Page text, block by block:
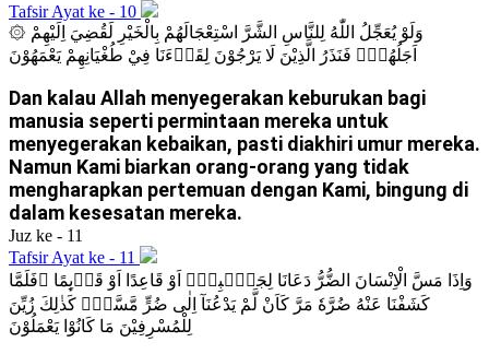
Tafsir Ayat ke - 10
۞ وَلَوْ يُعَجِّلُ اللّٰهُ لِلنَّاسِ الشَّرَّ اسْتِعْجَالَهُمْ بِالْخَيْرِ لَقُضِيَ اِلَيْهِمْ
اَجَلُهُمْۗ فَنَذَرُ الَّذِيْنَ لَا يَرْجُوْنَ لِقَاۤءَنَا فِيْ طُغْيَانِهِمْ يَعْمَهُوْنَ
Dan kalau Allah menyegerakan keburukan bagi
manusia seperti permintaan mereka untuk
menyegerakan kebaikan, pasti diakhiri umur mereka.
Namun Kami biarkan orang-orang yang tidak
mengharapkan pertemuan dengan Kami, bingung di
dalam kesesatan mereka.
Juz ke - 11
Tafsir Ayat ke - 11
وَاِذَا مَسَّ الْاِنْسَانَ الضُّرُّ دَعَانَا لِجَنْۢبِهٖٓ اَوْ قَاعِدًا اَوْ قَاۤىِٕمًا ۚفَلَمَّا
كَشَفْنَا عَنْهُ ضُرَّهٗ مَرَّ كَاَنْ لَّمْ يَدْعُنَآ اِلٰى ضُرٍّ مَّسَّهٗۗ كَذٰلِكَ زُيِّنَ
لِلْمُسْرِفِيْنَ مَا كَانُوْا يَعْمَلُوْنَ